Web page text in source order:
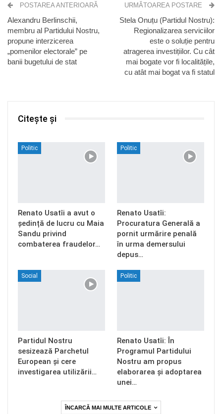
POSTAREA ANTERIOARĂ
Alexandru Berlinschii,
membru al Partidului Nostru,
propune interzicerea
„pomenilor electorale” pe
banii bugetului de stat
URMĂTOAREA POSTARE
Stela Onuțu (Partidul Nostru):
Regionalizarea serviciilor
este o soluție pentru
atragerea investițiilor. Cu cât
mai bogate vor fi localitățile,
cu atât mai bogat va fi statul
Citește și
Politic
Renato Usatîi a avut o
ședință de lucru cu Maia
Sandu privind
combaterea fraudelor…
Politic
Renato Usatîi:
Procuratura Generală a
pornit urmărire penală
în urma demersului
depus…
Social
Partidul Nostru
sesizează Parchetul
European și cere
investigarea utilizării…
Politic
Renato Usatîi: În
Programul Partidului
Nostru am propus
elaborarea și adoptarea
unei…
ÎNCARCĂ MAI MULTE ARTICOLE